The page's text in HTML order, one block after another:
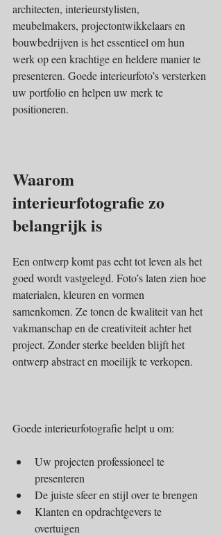
architecten, interieurstylisten,
meubelmakers, projectontwikkelaars en
bouwbedrijven is het essentieel om hun
werk op een krachtige en heldere manier te
presenteren. Goede interieurfoto’s versterken
uw portfolio en helpen uw merk te
positioneren.
Waarom
interieurfotografie zo
belangrijk is
Een ontwerp komt pas echt tot leven als het
goed wordt vastgelegd. Foto’s laten zien hoe
materialen, kleuren en vormen
samenkomen. Ze tonen de kwaliteit van het
vakmanschap en de creativiteit achter het
project. Zonder sterke beelden blijft het
ontwerp abstract en moeilijk te verkopen.
Goede interieurfotografie helpt u om:
Uw projecten professioneel te
presenteren
De juiste sfeer en stijl over te brengen
Klanten en opdrachtgevers te
overtuigen